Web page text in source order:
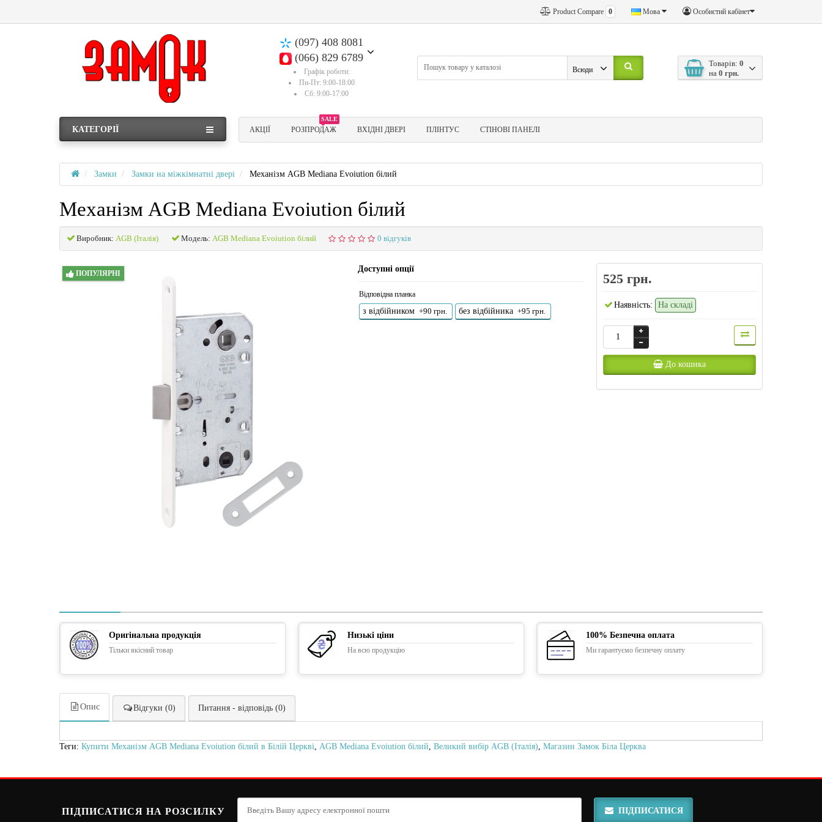
Особистий кабінет
Мова
Product Compare 0
(097) 408 8081
(066) 829 6789
Графік роботи:
Пн-Пт: 9:00-18:00
Сб: 9:00-17:00
Товарів: 0
на 0 грн.
Всюди
КАТЕГОРІЇ АКЦІЇ
SALE
РОЗПРОДАЖ ВХІДНІ ДВЕРІ ПЛІНТУС СТІНОВІ ПАНЕЛІ
Замки Замки на міжкімнатні двері Механізм AGB Mediana Evoiution білий
Механізм AGB Mediana Evoiution білий
Виробник: AGB (Італія) Модель: AGB Mediana Evoiution білий 0 відгуків
ПОПУЛЯРНІ Доступні опції
Відповідна планка
з відбійником +90 грн. без відбійника +95 грн.
525 грн.
Наявність: На складі
До кошика
Оригінальна продукція
Тільки якісний товар
Низькі ціни
На всю продукцію
100% Безпечна оплата
Ми гарантуємо безпечну оплату
Опис Відгуки (0) Питання - відповідь (0)
Теги: Купити Механізм AGB Mediana Evoiution білий в Білій Церкві AGB Mediana Evoiution білий Великий вибір AGB (Італія) Магазин Замок Біла Церква
ПІДПИСАТИСЯ НА РОЗСИЛКУ ПІДПИСАТИСЯ